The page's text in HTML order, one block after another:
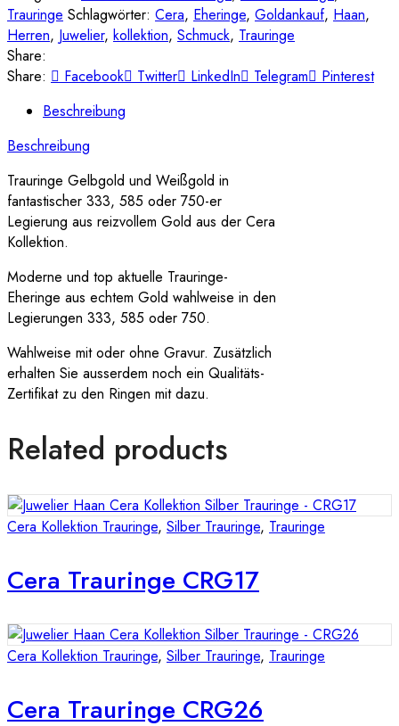
Trauringe Schlagwörter: Cera, Eheringe, Goldankauf, Haan,
Herren, Juwelier, kollektion, Schmuck, Trauringe
Share:
Share:
Facebook Twitter LinkedIn Telegram
Pinterest
Beschreibung
Beschreibung
Trauringe Gelbgold und Weißgold in
fantastischer 333, 585 oder 750-er
Legierung aus reizvollem Gold aus der Cera
Kollektion.
Moderne und top aktuelle Trauringe-
Eheringe aus echtem Gold wahlweise in den
Legierungen 333, 585 oder 750.
Wahlweise mit oder ohne Gravur. Zusätzlich
erhalten Sie ausserdem noch ein Qualitäts-
Zertifikat zu den Ringen mit dazu.
Related products
Cera Kollektion Trauringe, Silber Trauringe, Trauringe
Cera Trauringe CRG17
Cera Kollektion Trauringe, Silber Trauringe, Trauringe
Cera Trauringe CRG26